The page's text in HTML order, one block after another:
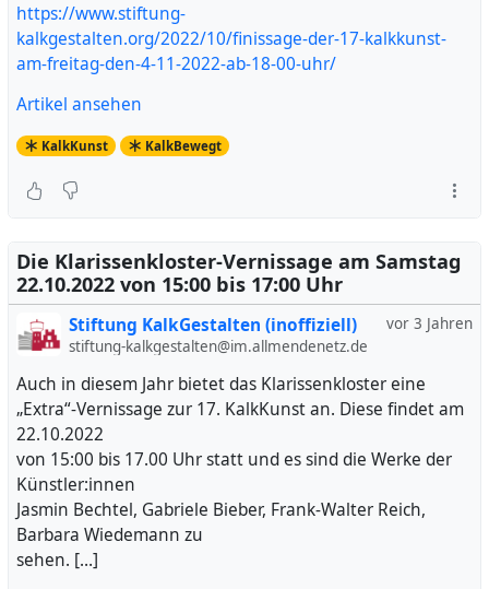
https://www.stiftung-
kalkgestalten.org/2022/10/finissage-der-17-kalkkunst-
am-freitag-den-4-11-2022-ab-18-00-uhr/
Artikel ansehen
KalkKunst KalkBewegt
Die Klarissenkloster-Vernissage am Samstag
22.10.2022 von 15:00 bis 17:00 Uhr
vor 3 Jahren
Stiftung KalkGestalten (inoffiziell)
stiftung-kalkgestalten@im.allmendenetz.de
Auch in diesem Jahr bietet das Klarissenkloster eine
„Extra“-Vernissage zur 17. KalkKunst an. Diese findet am
22.10.2022
von 15:00 bis 17.00 Uhr statt und es sind die Werke der
Künstler:innen
Jasmin Bechtel, Gabriele Bieber, Frank-Walter Reich,
Barbara Wiedemann zu
sehen. […]